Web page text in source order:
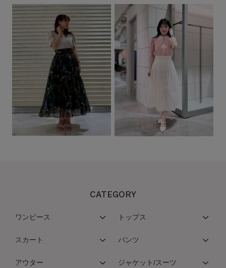
CATEGORY
ワンピース トップス
スカート パンツ
アウター ジャケット/スーツ